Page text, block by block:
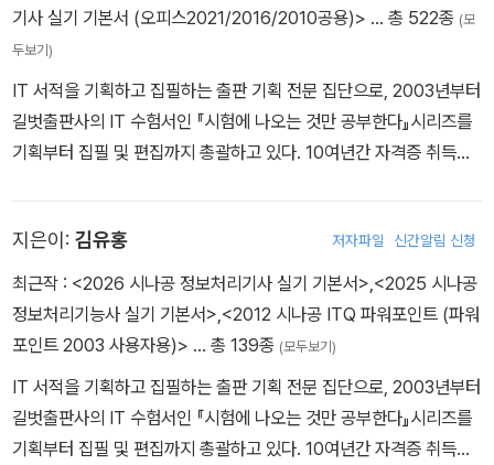
기사 실기 기본서 (오피스2021/2016/2010공용)> … 총 522종 (모
두보기)
IT 서적을 기획하고 집필하는 출판 기획 전문 집단으로, 2003년부터
길벗출판사의 IT 수험서인 『시험에 나오는 것만 공부한다』시리즈를
기획부터 집필 및 편집까지 총괄하고 있다. 10여년간 자격증 취득에
위한 다양한 연구와 집필 활동에 전념하고 있다.
지은이: 김유홍 저자파일 신간알림 신청
최근작 : <2026 시나공 정보처리기사 실기 기본서>,<2025 시나공
정보처리기능사 실기 기본서>,<2012 시나공 ITQ 파워포인트 (파워
포인트 2003 사용자용)> … 총 139종 (모두보기)
IT 서적을 기획하고 집필하는 출판 기획 전문 집단으로, 2003년부터
길벗출판사의 IT 수험서인 『시험에 나오는 것만 공부한다』시리즈를
기획부터 집필 및 편집까지 총괄하고 있다. 10여년간 자격증 취득에